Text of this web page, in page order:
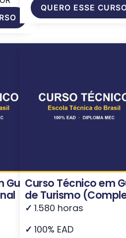
QUERO ESSE
GuiaCurso Técnico em
de Turismo
✓ 1.580 horas
✓ 100% EAD